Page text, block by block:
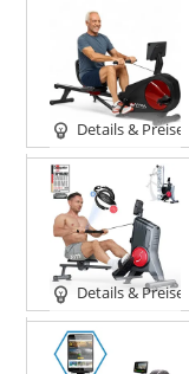
Details & Preise
Details & Preise